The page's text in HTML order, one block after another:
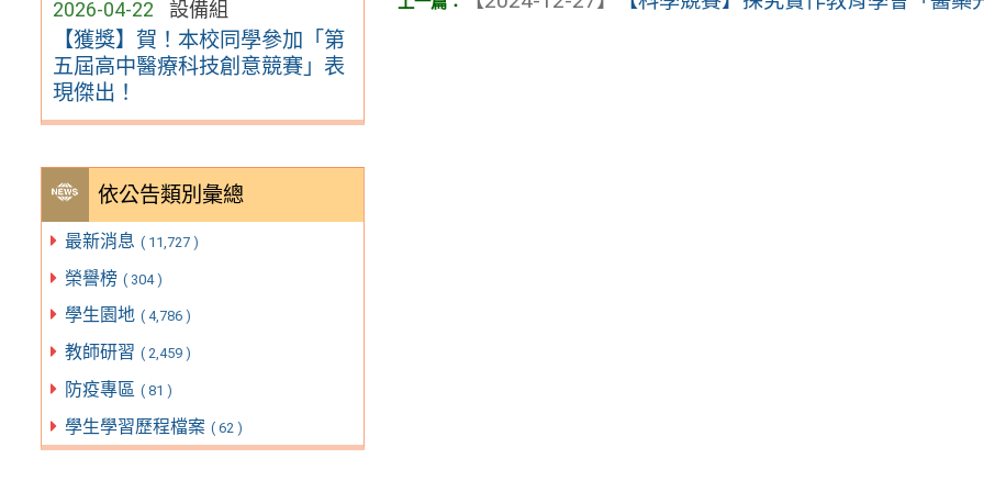
2026-04-22 設備組
【獲獎】賀！本校同學參加「第
五屆高中醫療科技創意競賽」表
現傑出！
依公告類別彙總
最新消息 ( 11,727 )
榮譽榜 ( 304 )
學生園地 ( 4,786 )
教師研習 ( 2,459 )
防疫專區 ( 81 )
學生學習歷程檔案 ( 62 )